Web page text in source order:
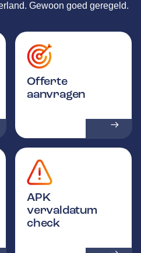
Gewoon goed geregeld.
Offerte
aanvragen
APK
vervaldatum
check